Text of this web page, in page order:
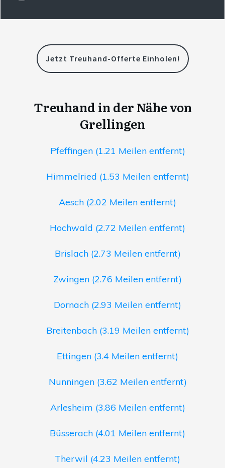
Jetzt Treuhand-Offerte Einholen!
Treuhand in der Nähe von
Grellingen
Pfeffingen (1.21 Meilen entfernt)
Himmelried (1.53 Meilen entfernt)
Aesch (2.02 Meilen entfernt)
Hochwald (2.72 Meilen entfernt)
Brislach (2.73 Meilen entfernt)
Zwingen (2.76 Meilen entfernt)
Dornach (2.93 Meilen entfernt)
Breitenbach (3.19 Meilen entfernt)
Ettingen (3.4 Meilen entfernt)
Nunningen (3.62 Meilen entfernt)
Arlesheim (3.86 Meilen entfernt)
Büsserach (4.01 Meilen entfernt)
Therwil (4.23 Meilen entfernt)